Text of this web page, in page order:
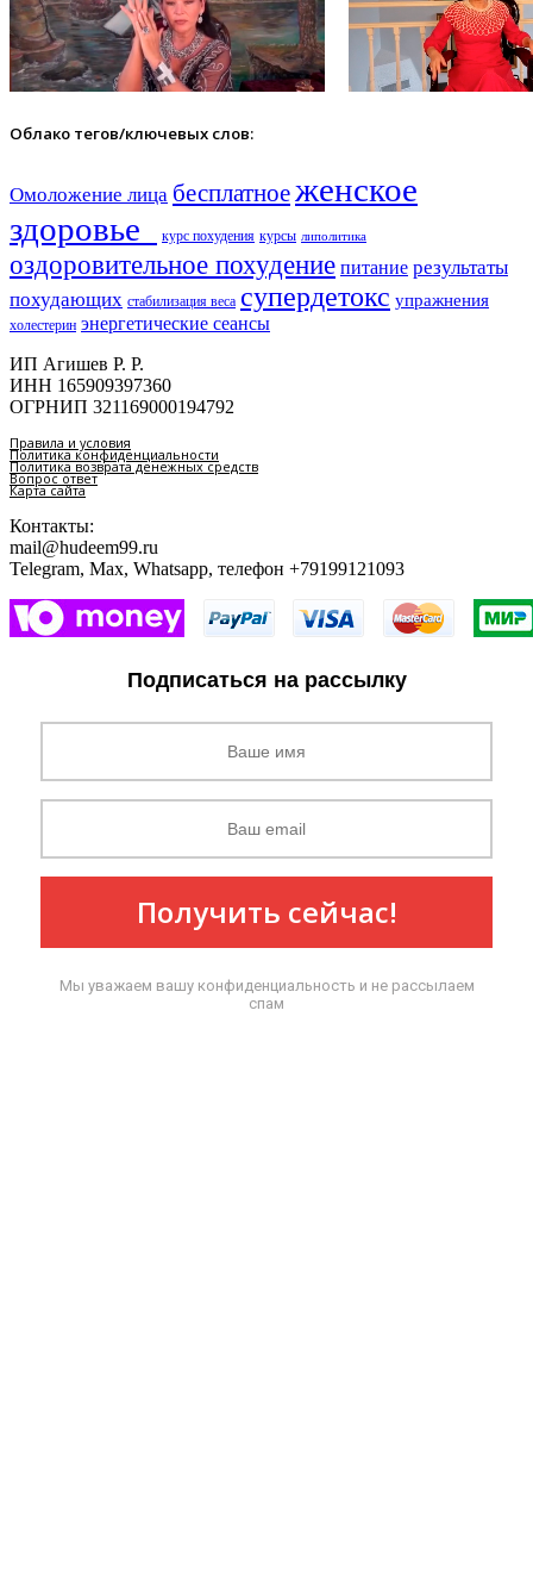
Облако тегов/ключевых слов:
Омоложение лица бесплатноеженское
здоровье​
курс похудения курсы липолитика
оздоровительное похудение питание результаты
похудающих стабилизация веса супердетокс упражнения
холестерин энергетические сеансы
ИП Агишев Р. Р.
ИНН 165909397360
ОГРНИП 321169000194792
Правила и условия
Политика конфиденциальности
Политика возврата денежных средств
Вопрос ответ
Карта сайта
Контакты:
mail@hudeem99.ru
Telegram, Max, Whatsapp, телефон +79199121093
Подписаться на рассылку
Получить сейчас!
Мы уважаем вашу конфиденциальность и не рассылаем
спам